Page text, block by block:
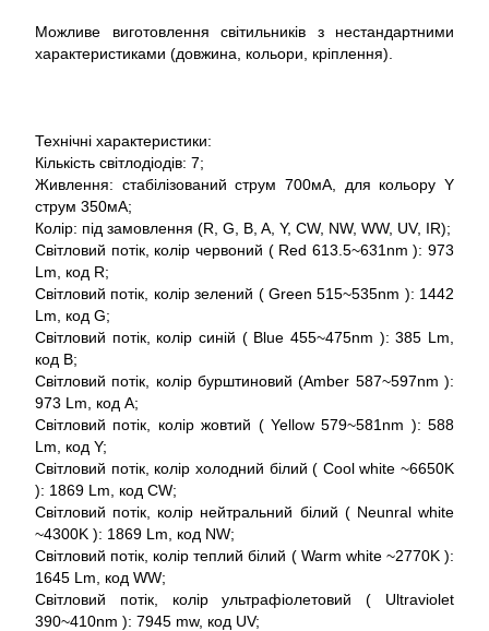
Можливе виготовлення світильників з нестандартними
характеристиками (довжина, кольори, кріплення).
Технічні характеристики:
Кількість світлодіодів: 7;
Живлення: стабілізований струм 700мА, для кольору Y
струм 350мА;
Колір: під замовлення (R, G, B, A, Y, CW, NW, WW, UV, IR);
Світловий потік, колір червоний ( Red 613.5~631nm ): 973
Lm, код R;
Світловий потік, колір зелений ( Green 515~535nm ): 1442
Lm, код G;
Світловий потік, колір синій ( Blue 455~475nm ): 385 Lm,
код B;
Світловий потік, колір бурштиновий (Amber 587~597nm ):
973 Lm, код A;
Світловий потік, колір жовтий ( Yellow 579~581nm ): 588
Lm, код Y;
Світловий потік, колір холодний білий ( Cool white ~6650K
): 1869 Lm, код CW;
Світловий потік, колір нейтральний білий ( Neunral white
~4300K ): 1869 Lm, код NW;
Світловий потік, колір теплий білий ( Warm white ~2770K ):
1645 Lm, код WW;
Світловий потік, колір ультрафіолетовий ( Ultraviolet
390~410nm ): 7945 mw, код UV;